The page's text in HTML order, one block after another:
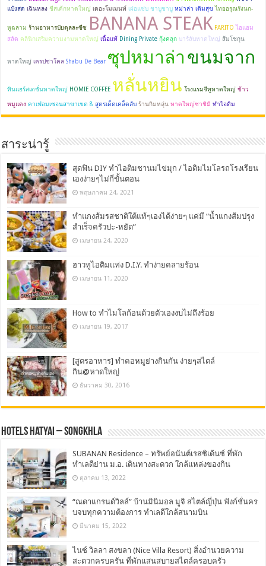
แป้งสด เฉินหลง ชีสเค้กหาดใหญ่ เดอะโมเมนท์ เฝอแซ่บ ชาบูชาบู หม่าล่า เติมสุข ไทยอรุณรังนก-
หูฉลาม ร้านอาหารบัยตุลละซีซ BANANA STEAK PARITO ไอแอม
สลัด คลินิกเสริมความงามหาดใหญ่ เนื้อแท้ Dining Private กุ้งคลุก บาร์ลับหาดใหญ่ ส้มโชกุน
หาดใหญ่ เครปชาโคล Shabu De Bear ซุปหมาล่า ขนมจาก
ทินแฮร์สเตชั่นหาดใหญ่ HOMIE COFFEE หลั่นหยิน โรงแรมจีทูหาดใหญ่ ข้าว
หมูแดง คาเฟ่อมเซอนสาขาเขต 8 สูตรเด็ดเคล็ดลับ ร้านกิมหลุ่น หาดใหญ่ซาชิมิ ทำไอติม
สาระน่ารู้
สุดฟิน DIY ทำไอติมชานมไข่มุก / ไอติมไมโลรถโรงเรียน
เองง่ายๆไม่กี่ขั้นตอน
พฤษภาคม 24, 2021
ทำแกงส้มรสชาติใต้แท้ๆเองได้ง่ายๆ แค่มี “น้ำแกงส้มปรุง
สำเร็จครัวปะ-หยัด”
เมษายน 24, 2020
ฮาวทูไอติมแท่ง D.I.Y. ทำง่ายคลายร้อน
เมษายน 11, 2020
How to ทำไมโลก้อนด้วยตัวเองงบไม่ถึงร้อย
เมษายน 19, 2017
[สูตรอาหาร] ทำคอหมูย่างกินกัน ง่ายๆสไตล์
กิน@หาดใหญ่
ธันวาคม 30, 2016
Hotels Hatyai – Songkhla
SUBANAN Residence – ทรัพย์อนันต์เรสซิเด้นซ์ ที่พัก
ทำเลดีย่าน ม.อ. เดินทางสะดวก ใกล้แหล่งของกิน
ตุลาคม 13, 2022
“ณดาแกรนด์วิลล์” บ้านมินิมอล มูจิ สไตล์ญี่ปุ่น ฟังก์ชั่นคร
บจบทุกความต้องการ ทำเลดีใกล้สนามบิน
มีนาคม 15, 2022
ไนซ์ วิลลา สงขลา (Nice Villa Resort) สิ่งอำนวยความ
สะดวกครบครัน ที่พักแสนสบายสไตล์ครอบครัว